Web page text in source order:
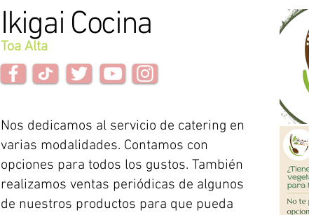
Ikigai Cocina
Toa Alta
Nos dedicamos al servicio de catering en
varias modalidades. Contamos con
opciones para todos los gustos. También
realizamos ventas periódicas de algunos
de nuestros productos para que pueda